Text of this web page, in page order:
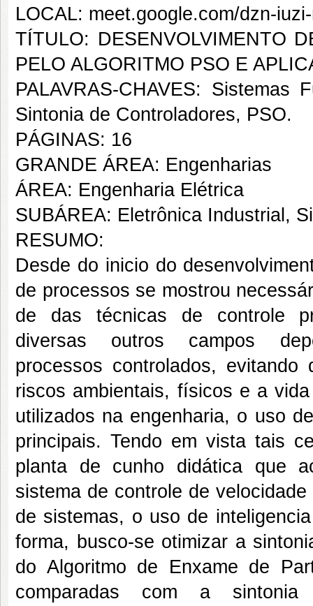
LOCAL: meet.google.com/dzn-
TÍTULO: DESENVOLVIMENTO
PELO ALGORITMO PSO E
PALAVRAS-CHAVES: Sistemas
Sintonia de Controladores, PSO.
PÁGINAS: 16
GRANDE ÁREA: Engenharias
ÁREA: Engenharia Elétrica
SUBÁREA: Eletrônica Industrial,
RESUMO:
Desde do inicio do
de processos se mostrou
de das técnicas de controle
diversas outros campos
processos controlados, evitando
riscos ambientais, físicos e a
utilizados na engenharia, o uso
principais. Tendo em vista tais
planta de cunho didática que
sistema de controle de
de sistemas, o uso de
forma, busco-se otimizar a
do Algoritmo de Enxame de
comparadas com a